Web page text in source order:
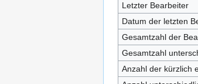
Letzter Bearbeiter
Datum der letzten
Gesamtzahl der
Gesamtzahl
Anzahl der kürzlich